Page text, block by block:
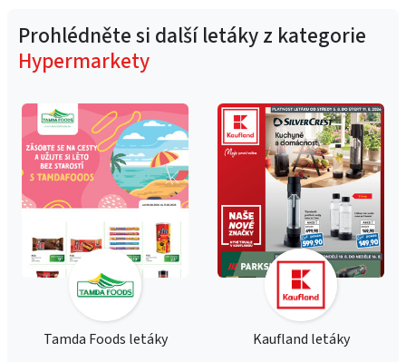
Prohlédněte si další letáky z kategorie
Hypermarkety
Tamda Foods letáky Kaufland letáky